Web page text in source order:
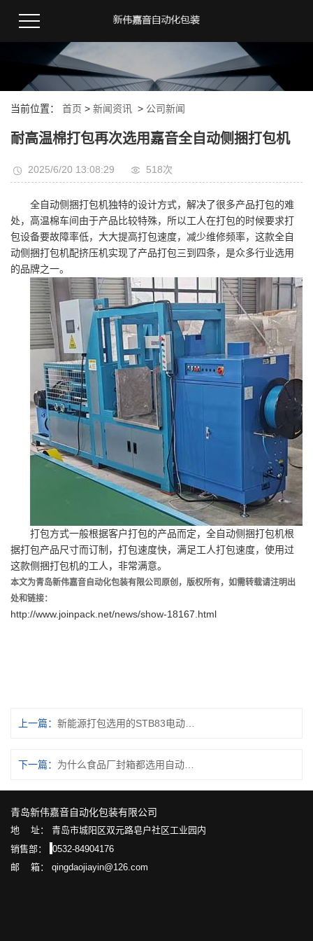
当前位置： 首页 > 新闻资讯 > 公司新闻
耐高温棉打包再次选用嘉音全自动侧捆打包机
2025/6/20 13:08:29 518次
全自动侧捆打包机独特的设计方式，解决了很多产品打包的难
处，高温棉车间由于产品比较特殊，所以工人在打包的时候要求打
包设备要故障率低，大大提高打包速度，减少维修频率，这款全自
动侧捆打包机配挤压机实现了产品打包三到四条，是众多行业选用
的品牌之一。
打包方式一般根据客户打包的产品而定，全自动侧捆打包机根
据打包产品尺寸而订制，打包速度快，满足工人打包速度，使用过
这款侧捆打包机的工人，非常满意。
本文为青岛新伟嘉音自动化包装有限公司原创，版权所有，如需转载请注明出
处和链接：
http://www.joinpack.net/news/show-18167.html
上一篇：
下一篇：
青岛新伟嘉音自动化包装有限公司
地 址： 青岛市城阳区双元路皂户社区工业园内
销售部：
0532-84904176
邮 箱： qingdaojiayin@126.com